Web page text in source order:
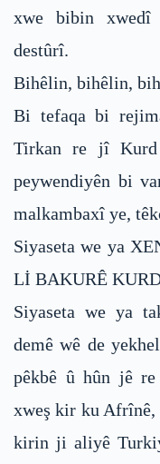
xwe bibin xwedî
destûrî.
Bihêlin, bihêlin,
Bi tefaqa bi
Tirkan re jî
peywendiyên bi
malkambaxî ye,
Siyaseta we ya
Lİ BAKURÊ
Siyaseta we ya
demê wê de
pêkbê û hûn jê
xweş kir ku Afrînê,
kirin ji aliyê